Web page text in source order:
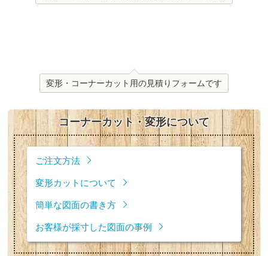
変形・コーナーカット用の見積りフォームです
コーナーカット・変形について
ご注文方法
変形カットについて
簡単な図面の書き方
お客様が採寸した図面の事例